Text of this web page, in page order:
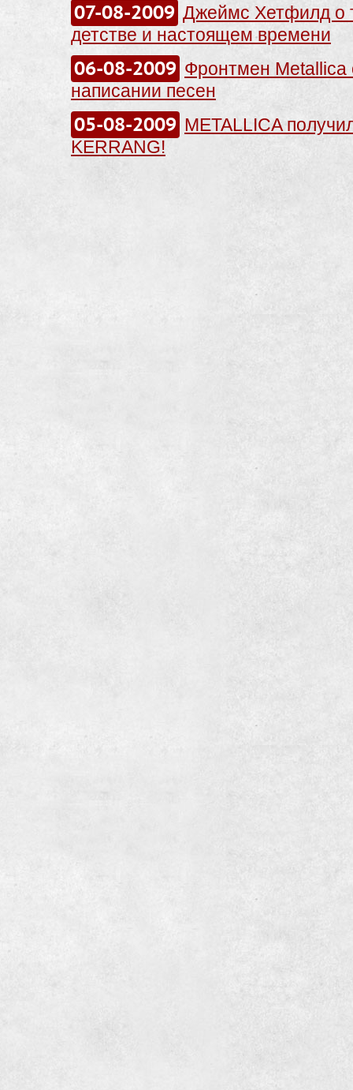
07-08-2009 Джеймс Хетфилд о
детстве и настоящем времени
06-08-2009 Фронтмен Metallica
написании песен
05-08-2009 METALLICA
KERRANG!